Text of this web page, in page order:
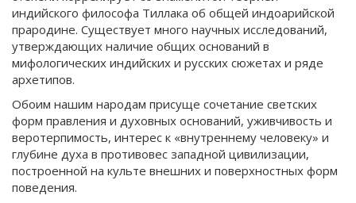
индийского философа Тиллака об общей индоарийской
прародине. Существует много научных исследований,
утверждающих наличие общих оснований в
мифологических индийских и русских сюжетах и ряде
архетипов.
Обоим нашим народам присуще сочетание светских
форм правления и духовных оснований, уживчивость и
веротерпимость, интерес к «внутреннему человеку» и
глубине духа в противовес западной цивилизации,
построенной на культе внешних и поверхностных форм
поведения.